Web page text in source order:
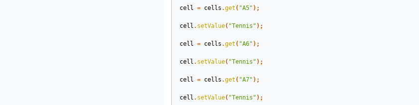
cell = cells .get ( "A5" );
cell . setValue( "Tennis" );
cell = cells .get ( "A6" );
cell . setValue( "Tennis" );
cell = cells .get ( "A7" );
cell . setValue( "Tennis" );